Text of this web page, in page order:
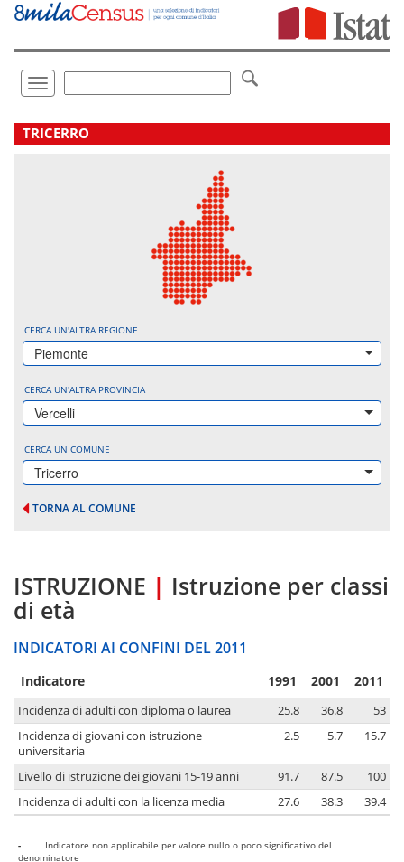
Vai
direttamente
Toggle
navigation
.
TRICERRO
CERCA UN'ALTRA REGIONE
Piemonte
CERCA UN'ALTRA PROVINCIA
Vercelli
CERCA UN COMUNE
Tricerro
TORNA AL COMUNE
ISTRUZIONE | Istruzione per classi
di età
INDICATORI AI CONFINI DEL 2011
Indicatore 1991 2001 2011
Incidenza di adulti con diploma o laurea 25.8 36.8
53
Incidenza di giovani con istruzione
universitaria
2.5 5.7 15.7
Livello di istruzione dei giovani 15-19 anni 91.7 87.5
100
Incidenza di adulti con la licenza media
27.6 38.3 39.4
-
Indicatore non applicabile per valore nullo o poco significativo del
denominatore